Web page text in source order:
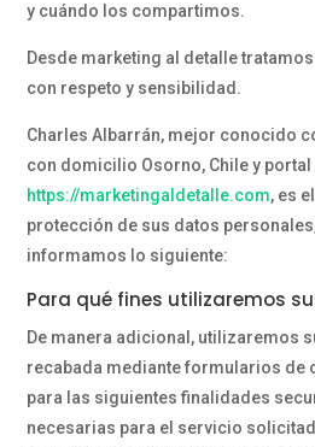
y cuándo los compartimos.
Desde marketing al detalle
con respeto y sensibilidad.
Charles Albarrán, mejor conocido
con domicilio Osorno, Chile y portal
https://marketingaldetalle.com, es
protección de sus datos
informamos lo siguiente:
Para qué fines utilizaremos
De manera adicional, utilizaremos
recabada mediante formularios de
para las siguientes finalidades
necesarias para el servicio